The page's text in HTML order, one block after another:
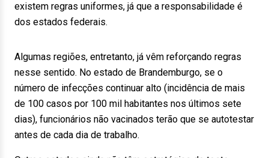
existem regras uniformes, já que a responsabilidade é
dos estados federais.
Algumas regiões, entretanto, já vêm reforçando regras
nesse sentido. No estado de Brandemburgo, se o
número de infecções continuar alto (incidência de mais
de 100 casos por 100 mil habitantes nos últimos sete
dias), funcionários não vacinados terão que se autotestar
antes de cada dia de trabalho.